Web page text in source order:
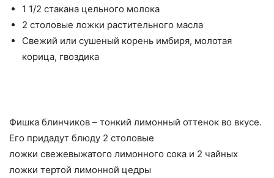
1 1/2 стакана цельного молока
2 столовые ложки растительного масла
Свежий или сушеный корень имбиря, молотая
корица, гвоздика
Фишка блинчиков – тонкий лимонный оттенок во вкусе.
Его придадут блюду 2 столовые
ложки свежевыжатого лимонного сока и 2 чайных
ложки тертой лимонной цедры